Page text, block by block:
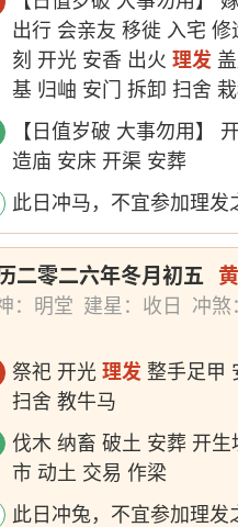
出行 会亲友 移徙 入宅 修
刻 开光 安香 出火理发
基 归岫 安门 拆卸 扫舍
【日值岁破 大事勿用】
造庙 安床 开渠 安葬
此日冲马，不宜参加理发
二零二六年冬月初五
：明堂 建星：收日
冲煞
祭祀 开光理发 整手足甲
扫舍 教牛马
伐木 纳畜 破土 安葬 开生
市 动土 交易 作梁
此日冲兔，不宜参加理发